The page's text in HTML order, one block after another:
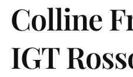
Colline
IGT